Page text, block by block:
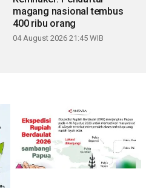
magang nasional tembus
400 ribu orang
04 August 2026 21:45 WIB